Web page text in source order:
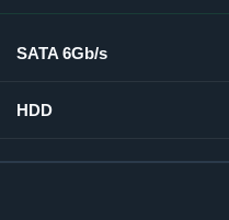
SATA 6Gb/s
HDD